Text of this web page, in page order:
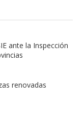
ante la Inspección
renovadas